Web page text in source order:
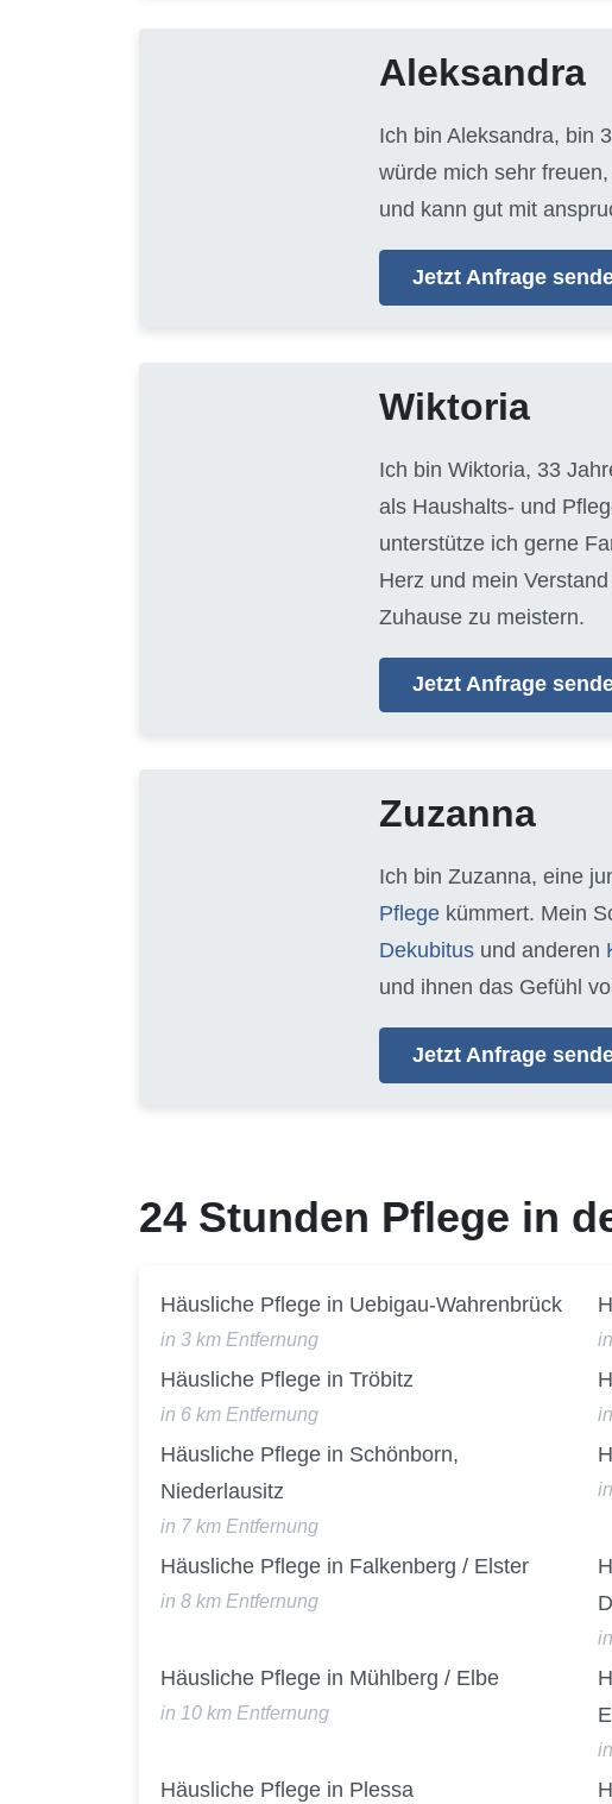
Aleksandra
Ich bin Aleksandra, bin
würde mich sehr
und kann gut mit
Jetzt Anfrage
Wiktoria
Ich bin Wiktoria, 33
als Haushalts- und
unterstütze ich gerne
Herz und mein
Zuhause zu meistern.
Jetzt Anfrage
Zuzanna
Ich bin Zuzanna, eine
Pflege kümmert. Mein
Dekubitus und anderen
und ihnen das Gefühl
Jetzt Anfrage
24 Stunden Pflege in
Häusliche Pflege in Uebigau-Wahrenbrück
in 3 km Entfernung
Häusliche Pflege in Tröbitz
in 6 km Entfernung
Häusliche Pflege in Schönborn,
Niederlausitz
in 7 km Entfernung
Häusliche Pflege in Falkenberg / Elster
in 8 km Entfernung
Häusliche Pflege in Mühlberg / Elbe
in 10 km Entfernung
Häusliche Pflege in Plessa